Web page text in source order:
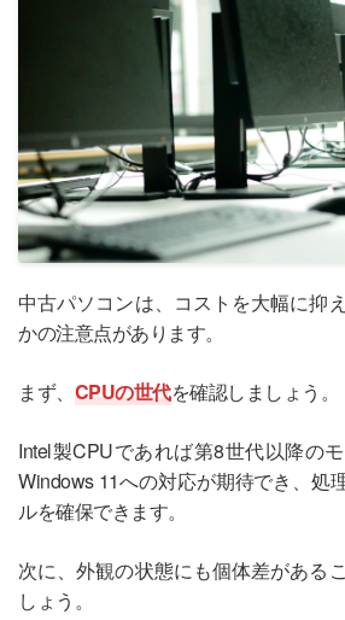
中古パソコンは、コストを大幅に抑
かの注意点があります。
まず、 CPUの世代を確認しましょう。
Intel製CPUであれば第8世代以降のモ
Windows 11への対応が期待でき、処
ルを確保できます。
次に、外観の状態にも個体差がある
しょう。